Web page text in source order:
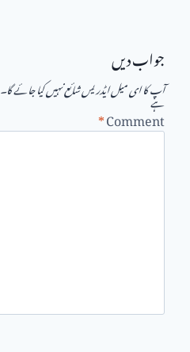
جواب دیں
آپ کا ای میل ایڈریس شائع نہیں کیا جائے گا۔
ہے
Comment
*